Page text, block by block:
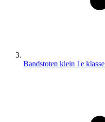
Bandstoten klein 1e klasse